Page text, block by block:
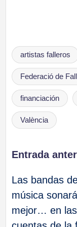
Etiquetas:
artistas falleros
Federació de
financiación
València
de
Entrada
Las bandas
música
mejor… en las